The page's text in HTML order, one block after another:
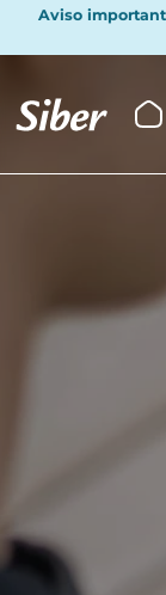
Aviso